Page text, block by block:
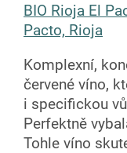
BIO Rioja El
Pacto, Rioja
Komplexní,
červené víno,
i specifickou
Perfektně
Tohle víno